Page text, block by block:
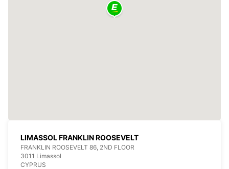
LIMASSOL FRANKLIN ROOSEVELT
FRANKLIN ROOSEVELT 86, 2ND FLOOR
3011 Limassol
CYPRUS